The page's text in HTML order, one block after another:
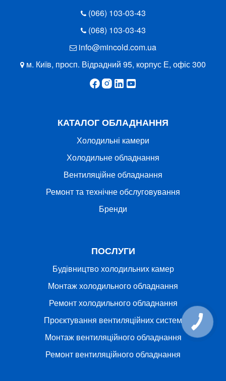
(066) 103-03-43
(068) 103-03-43
info@mincold.com.ua
м. Київ, просп. Відрадний 95, корпус Е, офіс 300
КАТАЛОГ ОБЛАДНАННЯ
Холодильні камери
Холодильне обладнання
Вентиляційне обладнання
Ремонт та технічне обслуговування
Бренди
ПОСЛУГИ
Будівництво холодильних камер
Монтаж холодильного обладнання
Ремонт холодильного обладнання
Проєктування вентиляційних систем
Монтаж вентиляційного обладнання
Ремонт вентиляційного обладнання